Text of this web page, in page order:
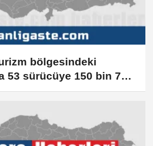
bölgesindeki
53 sürücüye 150 bin 779